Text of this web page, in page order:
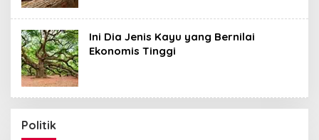
Ini Dia Jenis Kayu yang Bernilai
Ekonomis Tinggi
Politik